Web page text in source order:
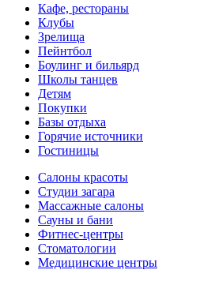
Кафе, рестораны
Клубы
Зрелища
Пейнтбол
Боулинг и бильярд
Школы танцев
Детям
Покупки
Базы отдыха
Горячие источники
Гостиницы
Салоны красоты
Студии загара
Массажные салоны
Сауны и бани
Фитнес-центры
Стоматологии
Медицинские центры